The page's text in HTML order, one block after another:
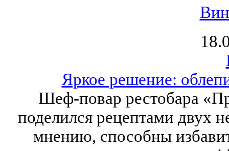
Яркое решение:
Шеф-повар рестобара
поделился рецептами двух
мнению, способны